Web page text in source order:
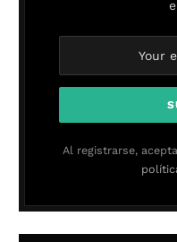
Al registrarse,